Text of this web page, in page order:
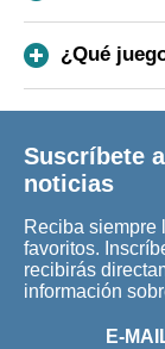
¿Qué
Suscríbete
noticias
Reciba siempre
favoritos.
recibirás
información
E-